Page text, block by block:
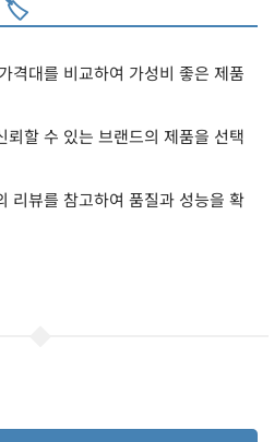
🏷️
격대를 비교하여 가성비 좋은 제품
뢰할 수 있는 브랜드의 제품을 선택
리뷰를 참고하여 품질과 성능을 확